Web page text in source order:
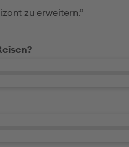
zu erweitern.“